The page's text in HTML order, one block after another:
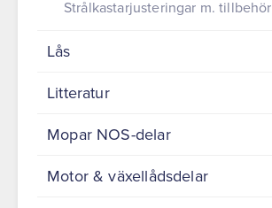
Strålkastarjusteringar m. tillbehör
Lås
Litteratur
Mopar NOS-delar
Motor & växellådsdelar